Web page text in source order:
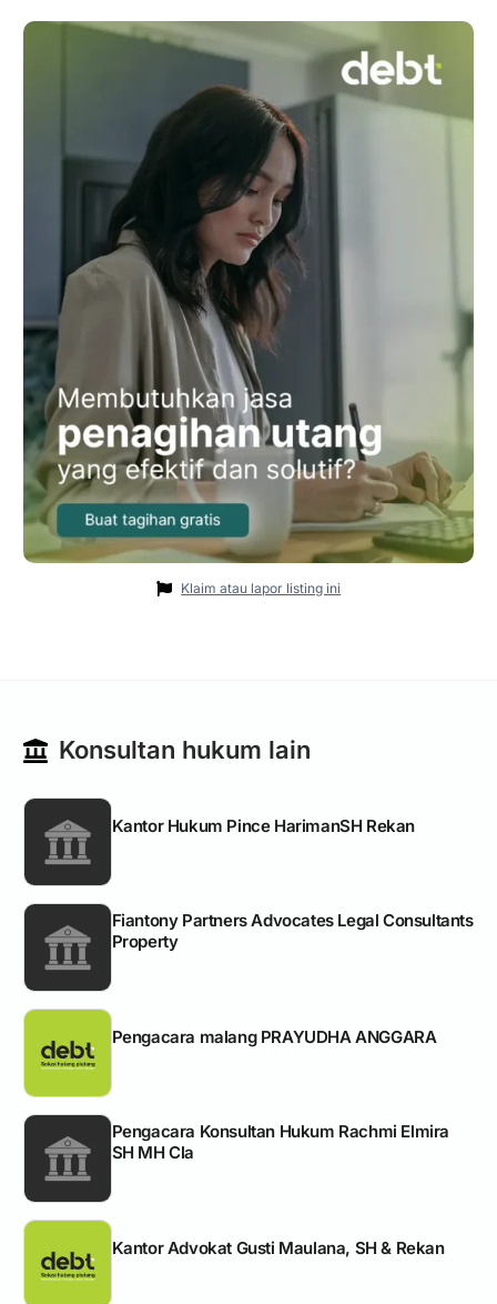
Klaim atau lapor listing ini
Konsultan hukum lain
Kantor Hukum Pince HarimanSH Rekan
Fiantony Partners Advocates Legal Consultants
Property
Pengacara malang PRAYUDHA ANGGARA
Pengacara Konsultan Hukum Rachmi Elmira
SH MH Cla
Kantor Advokat Gusti Maulana, SH & Rekan